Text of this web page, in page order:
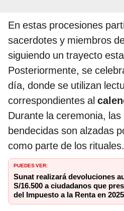
En estas procesiones
sacerdotes y miembros
siguiendo un trayecto
Posteriormente, se
día, donde se utilizan
correspondientes al
Durante la ceremonia,
bendecidas son alzadas
como parte de los rituales.
PUEDES VER:
Sunat realizará devoluciones
S/16.500 a ciudadanos que
del Impuesto a la Renta en